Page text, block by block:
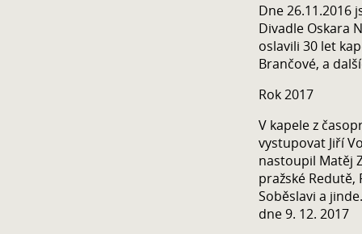
Dne 26.11.2016
Divadle Oskara
oslavili 30 let
Brančové, a
Rok 2017
V kapele z
vystupovat Jiří
nastoupil Matěj
pražské Redutě,
Soběslavi a
dne 9. 12. 2017